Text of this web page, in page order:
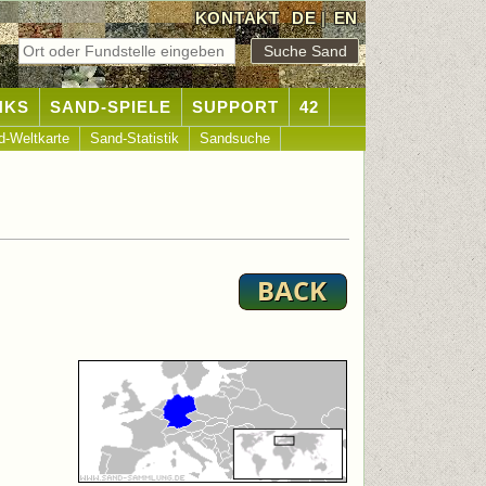
KONTAKT DE|EN
SAND-SPIELE SUPPORT 42
Weltkarte Sand-Statistik Sandsuche